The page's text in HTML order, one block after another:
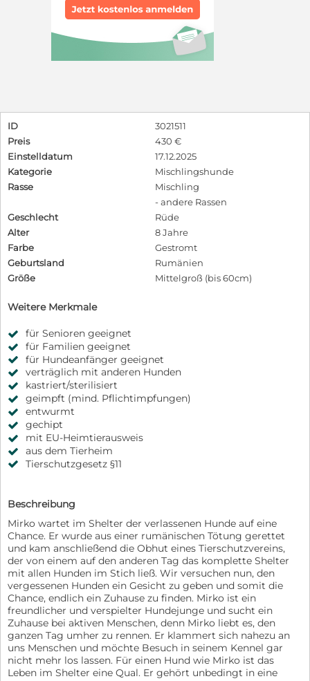
ID
3021511
Preis
430 €
Einstelldatum
17.12.2025
Kategorie
Mischlingshunde
Rasse
Mischling
- andere Rassen
Geschlecht
Rüde
Alter
8 Jahre
Farbe
Gestromt
Geburtsland
Rumänien
Größe
Mittelgroß (bis 60cm)
Weitere Merkmale
für Senioren geeignet
für Familien geeignet
für Hundeanfänger geeignet
verträglich mit anderen Hunden
kastriert/sterilisiert
geimpft (mind. Pflichtimpfungen)
entwurmt
gechipt
mit EU-Heimtierausweis
aus dem Tierheim
Tierschutzgesetz §11
Beschreibung
Mirko wartet im Shelter der verlassenen Hunde auf eine
Chance. Er wurde aus einer rumänischen Tötung gerettet
und kam anschließend die Obhut eines Tierschutzvereins,
der von einem auf den anderen Tag das komplette Shelter
mit allen Hunden im Stich ließ. Wir versuchen nun, den
vergessenen Hunden ein Gesicht zu geben und somit die
Chance, endlich ein Zuhause zu finden. Mirko ist ein
freundlicher und verspielter Hundejunge und sucht ein
Zuhause bei aktiven Menschen, denn Mirko liebt es, den
ganzen Tag umher zu rennen. Er klammert sich nahezu an
uns Menschen und möchte Besuch in seinem Kennel gar
nicht mehr los lassen. Für einen Hund wie Mirko ist das
Leben im Shelter eine Qual. Er gehört unbedingt in eine